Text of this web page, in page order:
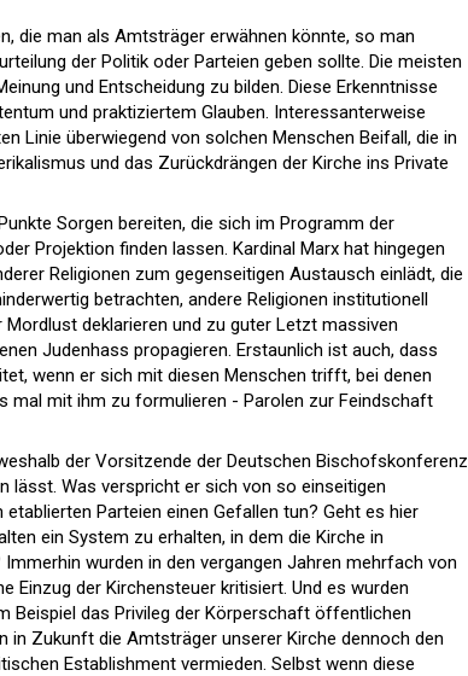
die man als Amtsträger erwähnen könnte, so man
der Politik oder Parteien geben sollte. Die meisten
und Entscheidung zu bilden. Diese Erkenntnisse
und praktiziertem Glauben. Interessanterweise
Linie überwiegend von solchen Menschen Beifall, die in
und das Zurückdrängen der Kirche ins Private
Sorgen bereiten, die sich im Programm der
Projektion finden lassen. Kardinal Marx hat hingegen
Religionen zum gegenseitigen Austausch einlädt, die
betrachten, andere Religionen institutionell
Mordlust deklarieren und zu guter Letzt massiven
Judenhass propagieren. Erstaunlich ist auch, dass
wenn er sich mit diesen Menschen trifft, bei denen
mal mit ihm zu formulieren - Parolen zur Feindschaft
der Vorsitzende der Deutschen Bischofskonferenz
lässt. Was verspricht er sich von so einseitigen
Parteien einen Gefallen tun? Geht es hier
ein System zu erhalten, in dem die Kirche in
wurden in den vergangen Jahren mehrfach von
Einzug der Kirchensteuer kritisiert. Und es wurden
Beispiel das Privileg der Körperschaft öffentlichen
in Zukunft die Amtsträger unserer Kirche dennoch den
Establishment vermieden. Selbst wenn diese